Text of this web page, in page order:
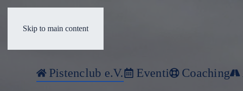
Skip to main content
Pistenclub e.V. Eventi Coaching